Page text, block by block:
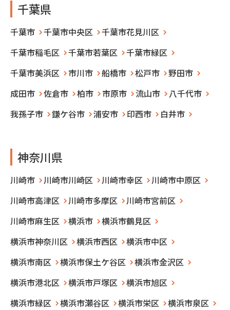
千葉県
千葉市 千葉市中央区
千葉市花見川区
千葉市稲毛区
千葉市若葉区
千葉市緑区
千葉市美浜区
市川市 船橋市 松戸市
野田市
成田市
佐倉市 柏市 市原市 流山市
八千代市
我孫子市
鎌ケ谷市 浦安市 印西市 白井市
神奈川県
川崎市 川崎市川崎区 川崎市幸区
川崎市中原区
川崎市高津区
川崎市多摩区
川崎市宮前区
川崎市麻生区
横浜市
横浜市鶴見区
横浜市神奈川区
横浜市西区
横浜市中区
横浜市南区
横浜市保土ケ谷区
横浜市金沢区
横浜市港北区
横浜市戸塚区
横浜市旭区
横浜市緑区
横浜市瀬谷区 横浜市栄区
横浜市泉区